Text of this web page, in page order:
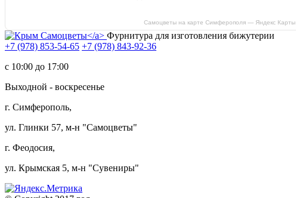
Самоцветы на карте Симферополя — Яндекс Карты
Фурнитура для изготовления бижутерии
+7 (978) 853-54-65 +7 (978) 843-92-36
c 10:00 до 17:00
Выходной - воскресенье
г. Симферополь,
ул. Глинки 57, м-н "Самоцветы"
г. Феодосия,
ул. Крымская 5, м-н "Сувениры"